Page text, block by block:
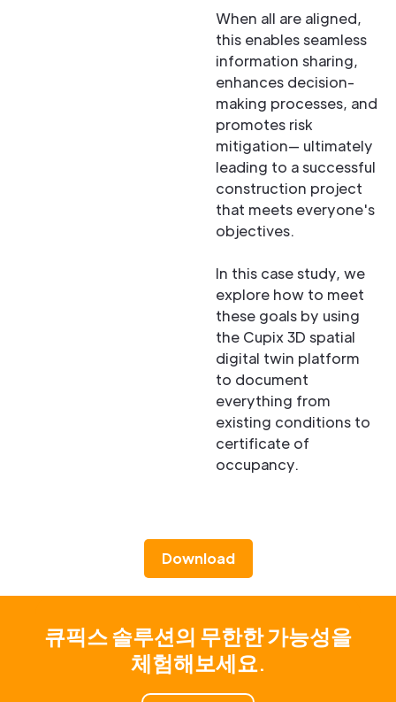
When all are aligned,
this enables seamless
information sharing,
enhances decision-
making processes, and
promotes risk
mitigation— ultimately
leading to a successful
construction project
that meets everyone's
objectives.
In this case study, we
explore how to meet
these goals by using
the Cupix 3D spatial
digital twin platform
to document
everything from
existing conditions to
certificate of
occupancy.
Download
큐픽스 솔루션의 무한한 가능성을
체험해보세요.